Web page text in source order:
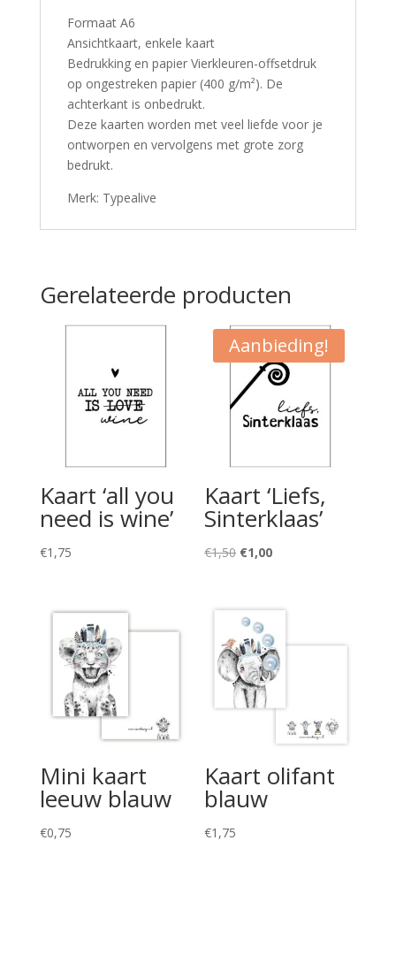
Formaat A6
Ansichtkaart, enkele kaart
Bedrukking en papier Vierkleuren-offsetdruk
op ongestreken papier (400 g/m²). De
achterkant is onbedrukt.
Deze kaarten worden met veel liefde voor je
ontworpen en vervolgens met grote zorg
bedrukt.
Merk: Typealive
Gerelateerde producten
Kaart ‘all you
need is wine’
€1,75
Aanbieding!
Kaart ‘Liefs,
Sinterklaas’
€1,50 Oorspronkelijke
€1,50.
€1,00Huidige
Mini kaart
leeuw blauw
€0,75
Kaart olifant
blauw
€1,75